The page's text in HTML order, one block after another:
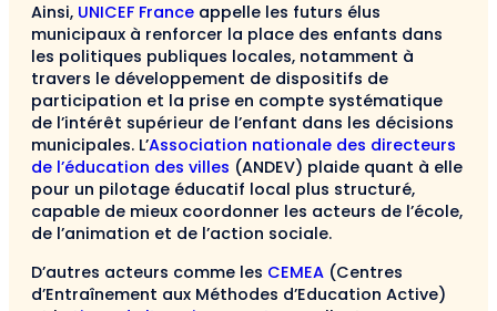
Ainsi, UNICEF France appelle les futurs élus
municipaux à renforcer la place des enfants dans
les politiques publiques locales, notamment à
travers le développement de dispositifs de
participation et la prise en compte systématique
de l’intérêt supérieur de l’enfant dans les décisions
municipales. L’Association nationale des directeurs
de l’éducation des villes (ANDEV) plaide quant à elle
pour un pilotage éducatif local plus structuré,
capable de mieux coordonner les acteurs de l’école,
de l’animation et de l’action sociale.
D’autres acteurs comme les CEMEA (Centres
d’Entraînement aux Méthodes d’Education Active)